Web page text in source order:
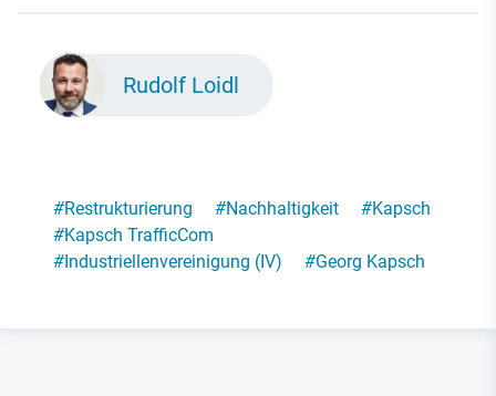
Rudolf Loidl
#Restrukturierung #Nachhaltigkeit #Kapsch
#Kapsch TrafficCom
# Industriellenvereinigung (IV) #Georg Kapsch